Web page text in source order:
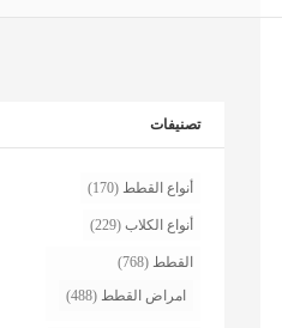
تصنيفات
أنواع القطط (170)
أنواع الكلاب (229)
القطط (768)
امراض القطط (488)